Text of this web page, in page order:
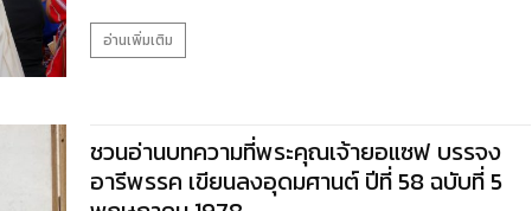
อ่านเพิ่มเติม
ชวนอ่านบทความที่พระคุณเจ้ายอแซฟ บรรจง
อารีพรรค เขียนลงอุดมศานต์ ปีที่ 58 ฉบับที่ 5